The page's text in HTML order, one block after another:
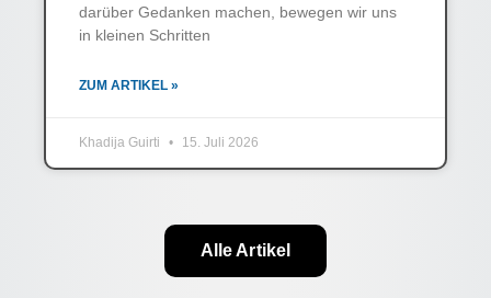
darüber Gedanken machen, bewegen wir uns
in kleinen Schritten
ZUM ARTIKEL »
Khadija Guirti 15. Juli 2026
Alle Artikel